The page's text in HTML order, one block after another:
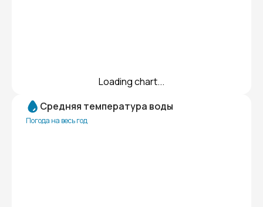
Loading chart...
Средняя температура воды
Погода на весь год